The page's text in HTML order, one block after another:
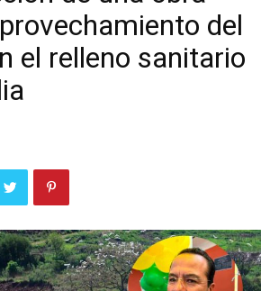
del
el relleno sanitario